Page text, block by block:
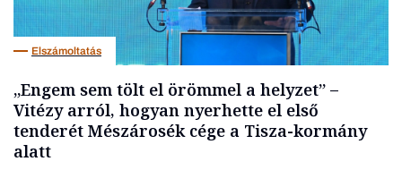
Elszámoltatás
„Engem sem tölt el örömmel a helyzet” –
Vitézy arról, hogyan nyerhette el első
tenderét Mészárosék cége a Tisza-kormány
alatt